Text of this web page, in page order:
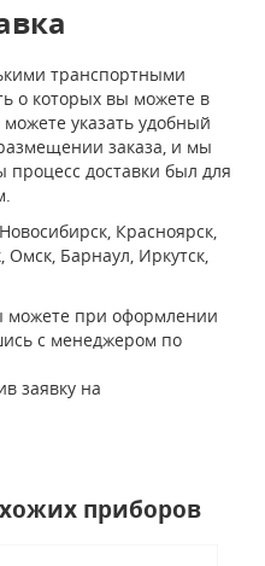
транспортными
о которых вы можете в
указать удобный
заказа, и мы
процесс доставки был для
Красноярск,
Омск, Барнаул, Иркутск,
можете при оформлении
с менеджером по
заявку на
приборов